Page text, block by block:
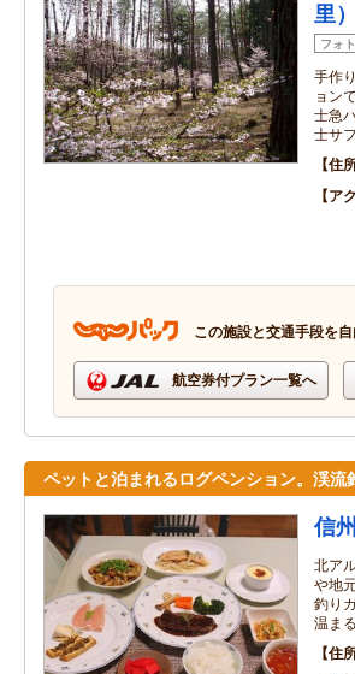
里）
フォ
手作
ョン
士急
士サ
住
ア
この施設と交通手段を
航空券付プラン一覧へ
ペットと泊まれるログペンション。渓流
信
北ア
や地
釣り
温ま
住